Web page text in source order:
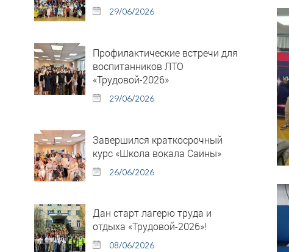
29/06/2026
Профилактические встречи для
воспитанников ЛТО
«Трудовой-2026»
29/06/2026
Завершился краткосрочный
курс «Школа вокала Саины»
26/06/2026
Дан старт лагерю труда и
отдыха «Трудовой-2026»!
08/06/2026